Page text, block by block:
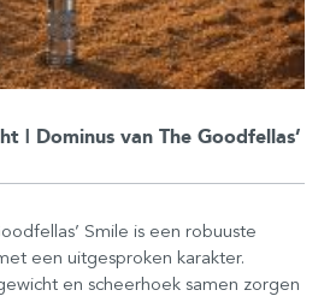
| Dominus van The Goodfellas’
Smile is een robuuste
een uitgesproken karakter.
en scheerhoek samen zorgen